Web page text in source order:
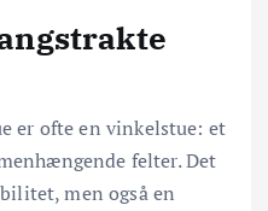
er ofte en vinkelstue: et
felter. Det
men også en